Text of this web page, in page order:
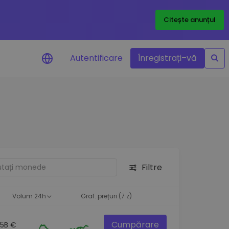
Citește anunțul
Autentificare Înregistrați–vă
Filtre
Volum 24h Graf. prețuri (7 z)
€ Cumpărare